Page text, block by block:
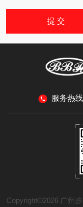
服务热线
Copyright©2026 广州